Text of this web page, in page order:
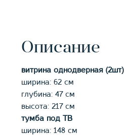
Описание
витрина однодверная (2шт)
ширина: 62 см
глубина: 47 см
высота: 217 см
тумба под ТВ
ширина: 148 см